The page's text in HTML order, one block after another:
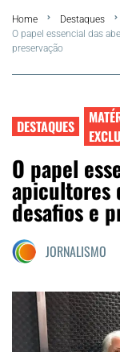
FLA Araru 2026
Araruama
Região dos Lagos
Agenda Cultural
Colunistas
Matérias Exclusivas
Home
Destaques
O papel essencial das
preservação
DESTAQUES
O papel
apicultores
desafios e
JORNALISMO